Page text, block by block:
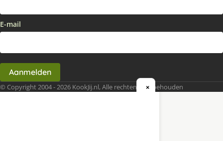
E-mail
Aanmelden
© Copyright 2004 - 2026 KookJij.nl, Alle rechten voorbehouden
×